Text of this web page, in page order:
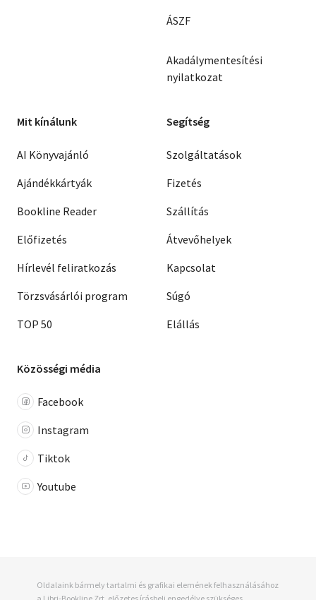
ÁSZF
Akadálymentesítési
nyilatkozat
Mit kínálunk
AI Könyvajánló
Ajándékkártyák
Bookline Reader
Előfizetés
Hírlevél feliratkozás
Törzsvásárlói program
TOP 50
Segítség
Szolgáltatások
Fizetés
Szállítás
Átvevőhelyek
Kapcsolat
Súgó
Elállás
Közösségi média
Facebook
Instagram
Tiktok
Youtube
Oldalaink bármely tartalmi és grafikai elemének felhasználásához